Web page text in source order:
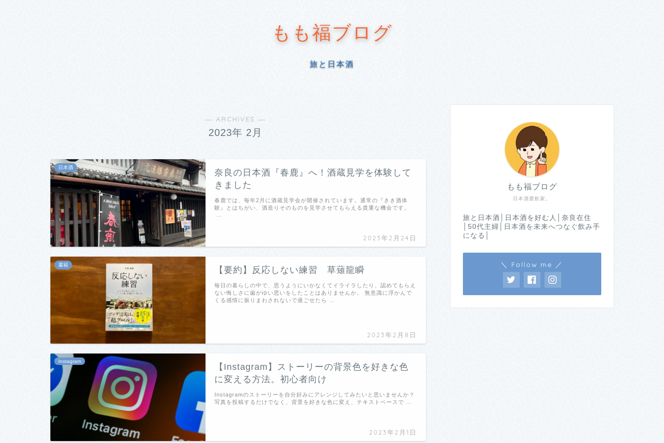
もも福ブログ
旅と日本酒
― ARCHIVES ―
2023年 2月
日本酒
奈良の日本酒『春鹿』へ！酒蔵見学を体験して
きました
2023年2月24日
春鹿では、毎年2月に酒蔵見学会が開催されています。通常の『きき酒体
験』とはちがい、酒造りそのものを見学させてもらえる貴重な機会です。
書籍
【要約】反応しない練習 草薙龍瞬
2023年2月8日
毎日の暮らしの中で、思うようにいかなくてイライラしたり、認めてもらえ
ない悔しさに歯がゆい思いをしたことはありませんか。 無意識に浮かんで
くる感情に振りまわされないで過ごせたら …
Instagram
【Instagram】ストーリーの背景色を好きな色
に変える方法。初心者向け
2023年2月1日
Instagramのストーリーを自分好みにアレンジしてみたいと思いませんか？
写真を投稿するだけでなく、背景を好きな色に変え、テキストベースで …
日本酒愛飲家。
もも福ブログ
旅と日本酒│日本酒を好む人│奈良在住
│50代主婦│日本酒を未来へつなぐ飲み手
になる│
＼ Follow me ／